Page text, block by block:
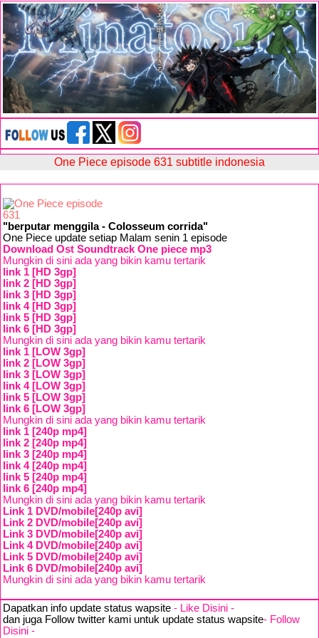
One Piece episode 631 subtitle indonesia
"berputar menggila - Colosseum corrida"
One Piece update setiap Malam senin 1 episode
Download Ost Soundtrack One piece mp3
Mungkin di sini ada yang bikin kamu tertarik
link 1 [HD 3gp]
link 2 [HD 3gp]
link 3 [HD 3gp]
link 4 [HD 3gp]
link 5 [HD 3gp]
link 6 [HD 3gp]
Mungkin di sini ada yang bikin kamu tertarik
link 1 [LOW 3gp]
link 2 [LOW 3gp]
link 3 [LOW 3gp]
link 4 [LOW 3gp]
link 5 [LOW 3gp]
link 6 [LOW 3gp]
Mungkin di sini ada yang bikin kamu tertarik
link 1 [240p mp4]
link 2 [240p mp4]
link 3 [240p mp4]
link 4 [240p mp4]
link 5 [240p mp4]
link 6 [240p mp4]
Mungkin di sini ada yang bikin kamu tertarik
Link 1 DVD/mobile[240p avi]
Link 2 DVD/mobile[240p avi]
Link 3 DVD/mobile[240p avi]
Link 4 DVD/mobile[240p avi]
Link 5 DVD/mobile[240p avi]
Link 6 DVD/mobile[240p avi]
Mungkin di sini ada yang bikin kamu tertarik
Dapatkan info update status wapsite - Like Disini -
dan juga Follow twitter kami untuk update status wapsite- Follow
Disini -